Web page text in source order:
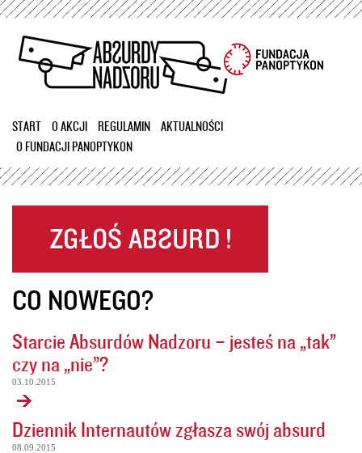
Przejdź
treści
START O AKCJI REGULAMIN
AKTUALNOŚCI
O FUNDACJI PANOPTYKON
CO NOWEGO?
Starcie Absurdów Nadzoru – jesteś na „tak”
czy na „nie”?
03.10.2015
Dziennik Internautów zgłasza swój absurd
08.09.2015